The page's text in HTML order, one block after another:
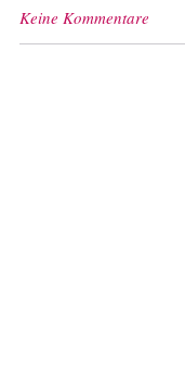
Keine Kommentare